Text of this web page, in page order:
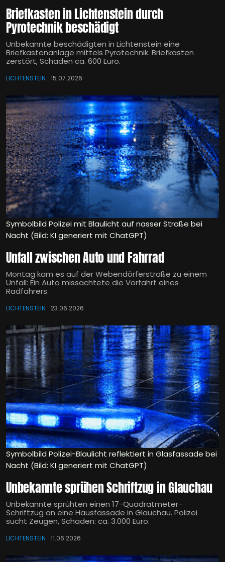
Briefkasten in Lichtenstein durch
Pyrotechnik beschädigt
Unbekannte beschädigten in Lichtenstein eine
Briefkastenanlage mittels Pyrotechnik. Briefkästen
zerstört, Schaden ca. 600 Euro.
LICHTENSTEIN 15.07.2026
Symbolbild Polizei mit Blaulicht auf nasser Straße bei
Nacht (Bild: KI generiert mit ChatGPT)
Unfall zwischen Auto und Fahrrad
Montag kam es auf der Webendörferstraße zu einem
Unfall: Ein Auto missachtete die Vorfahrt eines
Radfahrers.
LICHTENSTEIN 23.06.2026
Symbolbild Polizei-Blaulicht reflektiert in Glasfassade bei
Nacht (Bild: KI generiert mit ChatGPT)
Unbekannte sprühen Schriftzug in Glauchau
Unbekannte sprühten einen 17-Quadratmeter-
Schriftzug an eine Hausfassade in Glauchau. Polizei
sucht Zeugen, Schaden: ca. 3.000 Euro.
LICHTENSTEIN 11.06.2026